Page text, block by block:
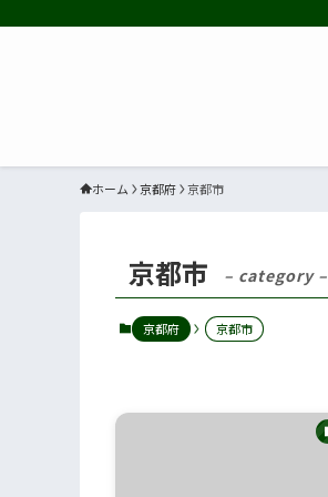
ホーム 京都府 京都市
京都市 – category –
京都府 京都市